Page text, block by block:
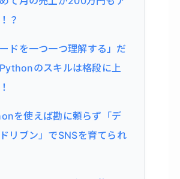
？
ードを一つ一つ理解する」だ
のスキルは格段に上
を使えば勘に頼らず「デ
リブン」でSNSを育てられ